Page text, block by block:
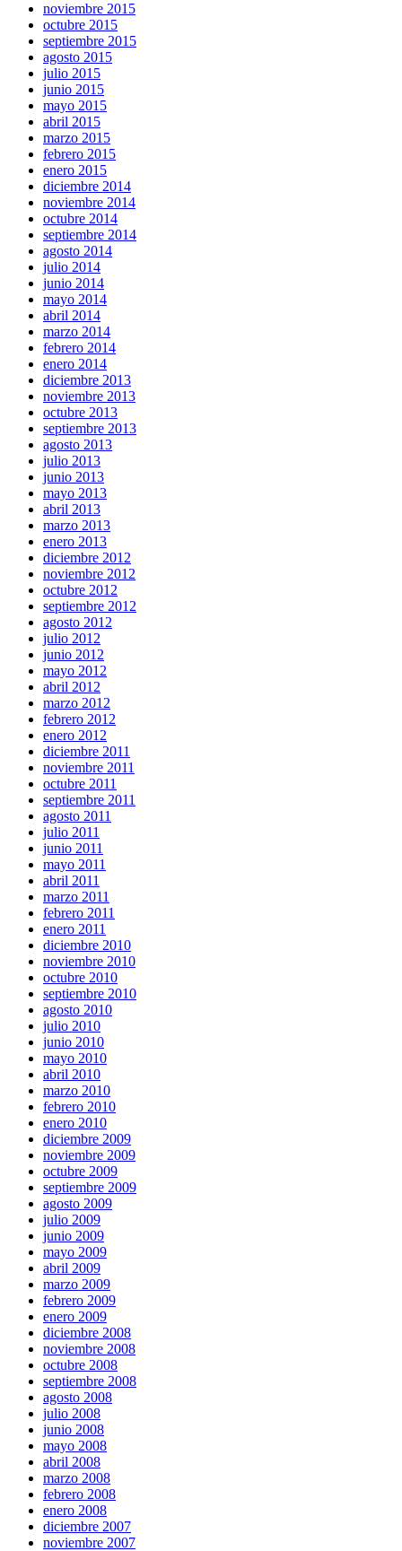
noviembre 2015
octubre 2015
septiembre 2015
agosto 2015
julio 2015
junio 2015
mayo 2015
abril 2015
marzo 2015
febrero 2015
enero 2015
diciembre 2014
noviembre 2014
octubre 2014
septiembre 2014
agosto 2014
julio 2014
junio 2014
mayo 2014
abril 2014
marzo 2014
febrero 2014
enero 2014
diciembre 2013
noviembre 2013
octubre 2013
septiembre 2013
agosto 2013
julio 2013
junio 2013
mayo 2013
abril 2013
marzo 2013
enero 2013
diciembre 2012
noviembre 2012
octubre 2012
septiembre 2012
agosto 2012
julio 2012
junio 2012
mayo 2012
abril 2012
marzo 2012
febrero 2012
enero 2012
diciembre 2011
noviembre 2011
octubre 2011
septiembre 2011
agosto 2011
julio 2011
junio 2011
mayo 2011
abril 2011
marzo 2011
febrero 2011
enero 2011
diciembre 2010
noviembre 2010
octubre 2010
septiembre 2010
agosto 2010
julio 2010
junio 2010
mayo 2010
abril 2010
marzo 2010
febrero 2010
enero 2010
diciembre 2009
noviembre 2009
octubre 2009
septiembre 2009
agosto 2009
julio 2009
junio 2009
mayo 2009
abril 2009
marzo 2009
febrero 2009
enero 2009
diciembre 2008
noviembre 2008
octubre 2008
septiembre 2008
agosto 2008
julio 2008
junio 2008
mayo 2008
abril 2008
marzo 2008
febrero 2008
enero 2008
diciembre 2007
noviembre 2007